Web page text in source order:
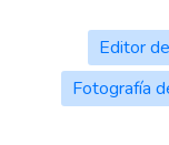
Editor
Fotografía